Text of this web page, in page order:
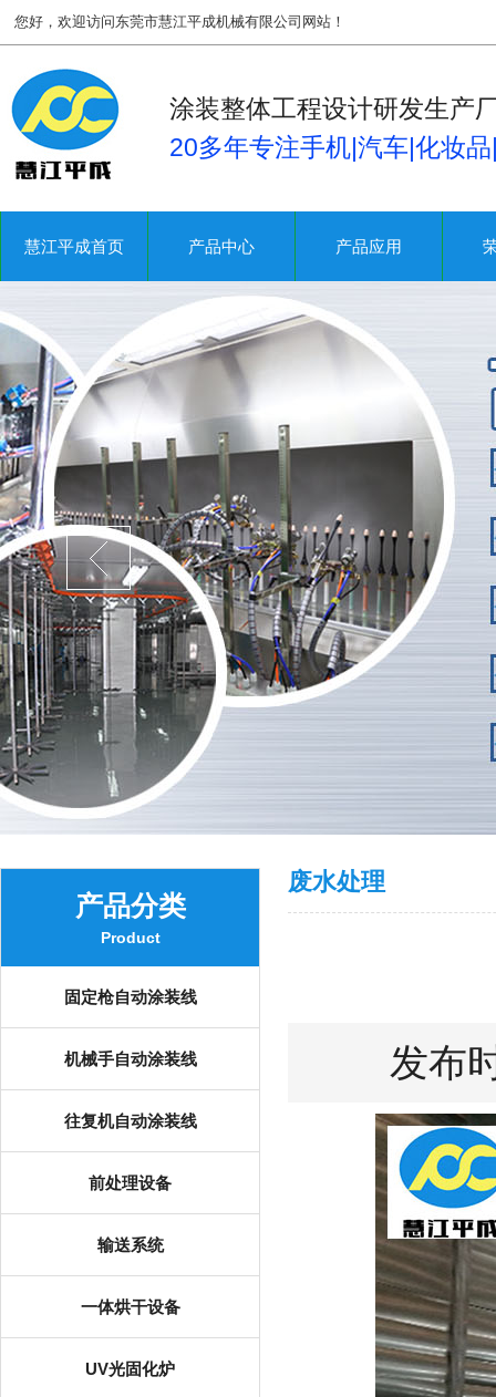
您好，欢迎访问东莞市慧江平成机械有限公司网站！
涂装整体工程设计研发生产
20多年专注手机|汽车|化妆
慧江平成首页 产品中心 产品应用
产品分类
Product
固定枪自动涂装线
机械手自动涂装线
往复机自动涂装线
前处理设备
输送系统
一体烘干设备
UV光固化炉
废水处理
发布